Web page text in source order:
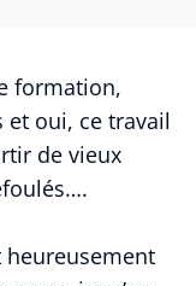
formation,
et oui, ce travail
de vieux
heureusement